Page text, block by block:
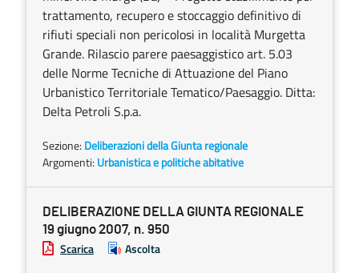
trattamento, recupero e stoccaggio definitivo di
rifiuti speciali non pericolosi in località Murgetta
Grande. Rilascio parere paesaggistico art. 5.03
delle Norme Tecniche di Attuazione del Piano
Urbanistico Territoriale Tematico/Paesaggio. Ditta:
Delta Petroli S.p.a.
Sezione: Deliberazioni della Giunta regionale
Argomenti: Urbanistica e politiche abitative
DELIBERAZIONE DELLA GIUNTA REGIONALE
19 giugno 2007, n. 950
Scarica Ascolta